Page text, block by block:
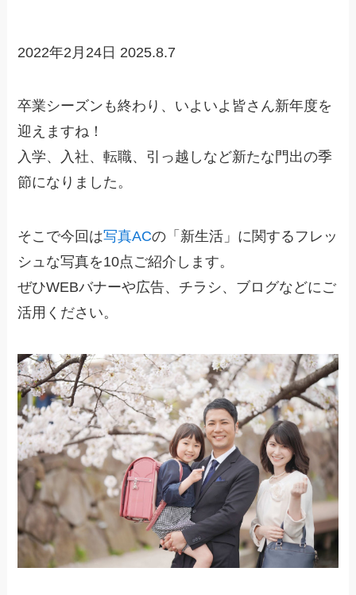
2022年2月24日 2025.8.7
卒業シーズンも終わり、いよいよ皆さん新年度を
迎えますね！
入学、入社、転職、引っ越しなど新たな門出の季
節になりました。
そこで今回は写真ACの「新生活」に関するフレッ
シュな写真を10点ご紹介します。
ぜひWEBバナーや広告、チラシ、ブログなどにご
活用ください。